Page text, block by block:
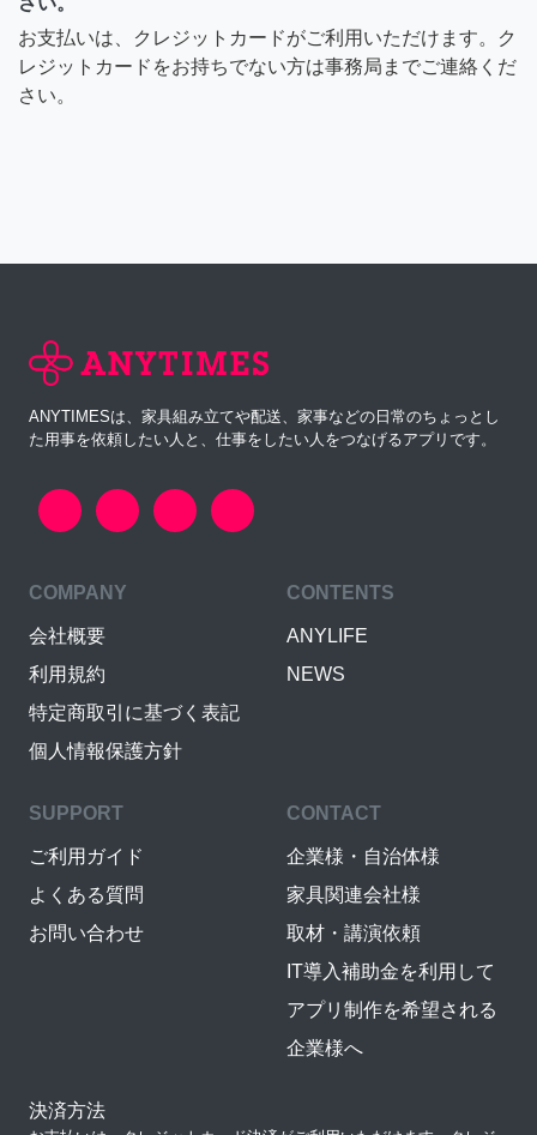
お支払いは、クレジットカードがご利用いただけます。ク
レジットカードをお持ちでない方は事務局までご連絡くだ
さい。
ANYTIMESは、家具組み立てや配送、家事などの日常のちょっとし
た用事を依頼したい人と、仕事をしたい人をつなげるアプリです。
COMPANY
会社概要
利用規約
特定商取引に基づく表記
個人情報保護方針
CONTENTS
ANYLIFE
NEWS
SUPPORT
ご利用ガイド
よくある質問
お問い合わせ
CONTACT
企業様・自治体様
家具関連会社様
取材・講演依頼
IT導入補助金を利用して
アプリ制作を希望される
企業様へ
決済方法